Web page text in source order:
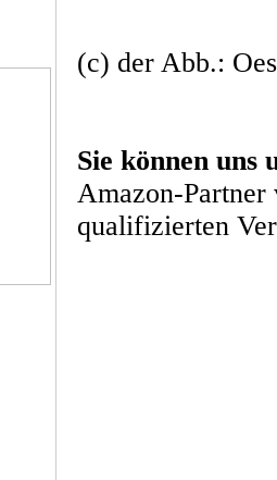
(c) der Abb.:
Sie können uns
Amazon-
qualifizierten